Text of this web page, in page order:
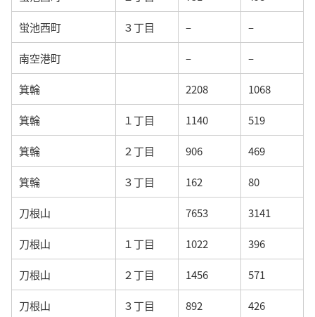
蛍池西町 ３丁目 – –
南空港町 – –
箕輪 2208 1068
箕輪 １丁目 1140 519
箕輪 ２丁目 906 469
箕輪 ３丁目 162 80
刀根山 7653 3141
刀根山 １丁目 1022 396
刀根山 ２丁目 1456 571
刀根山 ３丁目 892 426